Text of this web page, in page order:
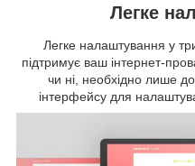
Легке
Легке налаштування у
підтримує ваш інтернет-
чи ні, необхідно лише
інтерфейсу для